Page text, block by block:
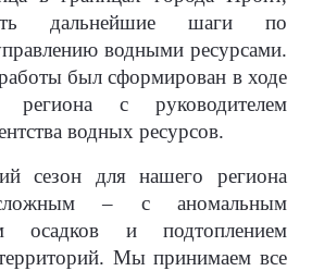
дальнейшие шаги по
водными ресурсами.
был сформирован в ходе
региона с руководителем
водных ресурсов.
сезон для нашего региона
– с аномальным
осадков и подтоплением
Мы принимаем все